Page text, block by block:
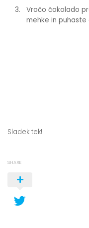
Vročo čokolado
mehke in
Sladek tek!
SHARE